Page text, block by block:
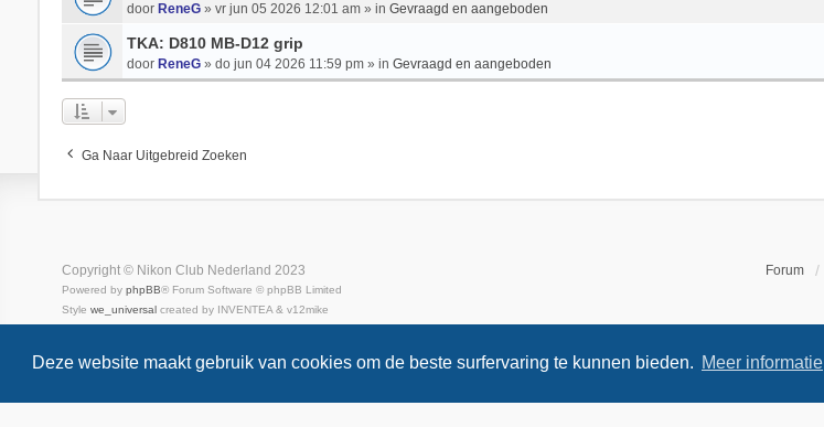
Deze website maakt gebruik van cookies om de beste surfervaring te kunnen bieden. Meer informatie
door ReneG» vr jun 05 2026 12:01 am » in Gevraagd en aangeboden
TKA: D810 MB-D12 grip
door ReneG» do jun 04 2026 11:59 pm » in Gevraagd en aangeboden
Ga Naar Uitgebreid Zoeken
Forum
Copyright © Nikon Club Nederland 2023
Powered by phpBB® Forum Software © phpBB Limited
Style we_universalcreated by INVENTEA & v12mike